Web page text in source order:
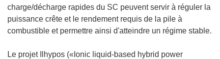
charge/décharge rapides du SC peuvent servir à réguler la
puissance crête et le rendement requis de la pile à
combustible et permettre ainsi d'atteindre un régime stable.
Le projet Ilhypos («Ionic liquid-based hybrid power